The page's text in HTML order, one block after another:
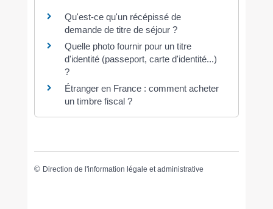
Qu'est-ce qu'un récépissé de
demande de titre de séjour ?
Quelle photo fournir pour un titre
d'identité (passeport, carte d'identité...)
?
Étranger en France : comment acheter
un timbre fiscal ?
© Direction de l'information légale et administrative